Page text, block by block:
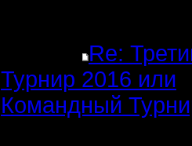
Re:
Турнир 2016 или
Командный